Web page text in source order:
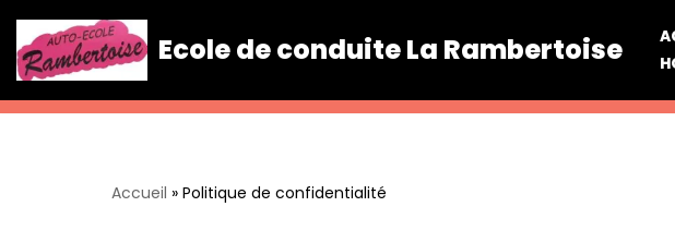
Aller
au
contenu
Ecole de conduite La Rambertoise
Accueil » Politique de confidentialité